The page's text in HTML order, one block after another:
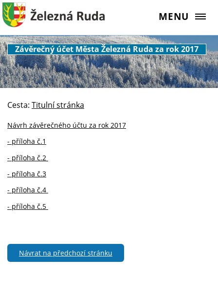
MENU
Závěrečný účet Města Železná Ruda za rok 2017
Cesta: Titulní stránka
Návrh závěrečného účtu za rok 2017
- příloha č.1
- příloha č.2
- příloha č.3
- příloha č.4
- příloha č.5
Návrat na předchozí stránku